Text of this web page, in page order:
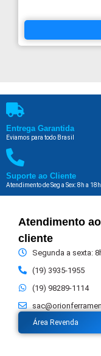
Entrega Garantida
Eviamos para todo Brasil
Suporte ao Cliente
Atendimento de Seg a Sex: 8h a 18h
Atendimento ao
cliente
Segunda a sexta:
(19) 3935-1955
(19) 98289-1114
Área Revenda